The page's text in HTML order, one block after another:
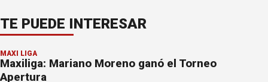
TE PUEDE INTERESAR
MAXI LIGA
Maxiliga: Mariano Moreno ganó el Torneo
Apertura